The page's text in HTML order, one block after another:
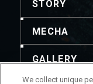
STORY
MECHA
GALLERY
We collect unique